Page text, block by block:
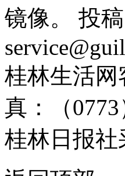
镜像。 投
桂林生活网
真：（
桂林日报社